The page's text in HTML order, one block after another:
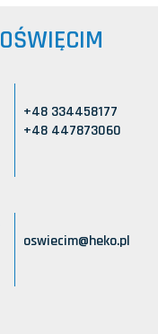
+48 334458177
+48 447873060
oswiecim@heko.pl